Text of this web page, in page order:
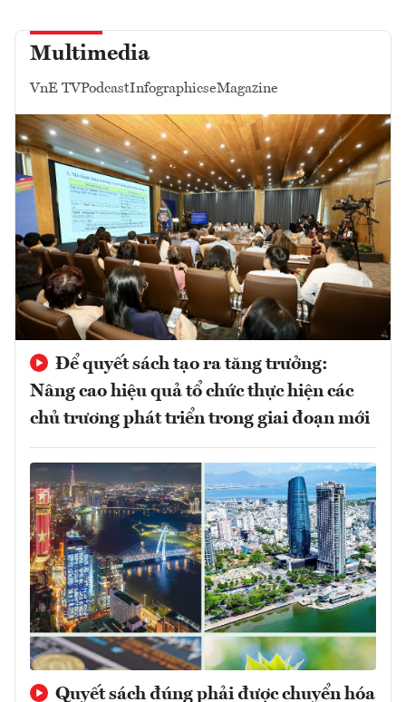
Multimedia
VnE TVPodcastInfographicseMagazine
Để quyết sách tạo ra tăng trưởng:
Nâng cao hiệu quả tổ chức thực hiện các
chủ trương phát triển trong giai đoạn mới
Quyết sách đúng phải được chuyển hóa